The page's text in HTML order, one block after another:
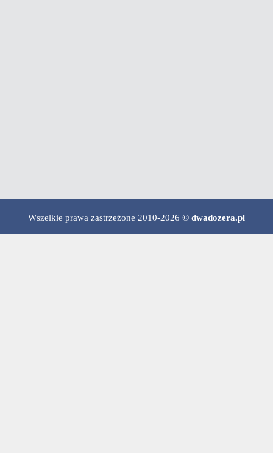
Wszelkie prawa zastrzeżone 2010-2026 © dwadozera.pl